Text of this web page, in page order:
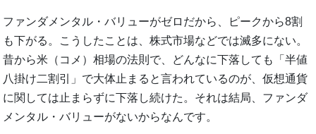
ファンダメンタル・バリューがゼロだから、ピークから8割
も下がる。こうしたことは、株式市場などでは滅多にない。
昔から米（コメ）相場の法則で、どんなに下落しても「半値
八掛け二割引」で大体止まると言われているのが、仮想通貨
に関しては止まらずに下落し続けた。それは結局、ファンダ
メンタル・バリューがないからなんです。